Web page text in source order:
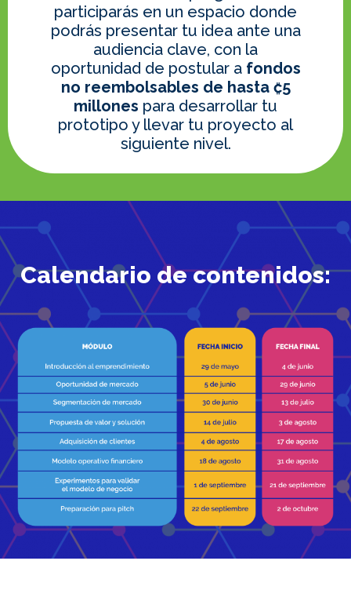
participarás en un espacio donde
podrás presentar tu idea ante una
audiencia clave, con la
oportunidad de postular a fondos
no reembolsables de hasta ₡5
millones para desarrollar tu
prototipo y llevar tu proyecto al
siguiente nivel.
Calendario de contenidos: